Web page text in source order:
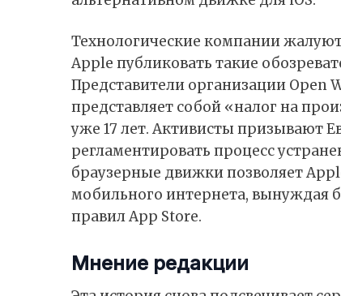
Технологические компании
Apple публиковать такие
Представители организации Open
представляет собой «налог на
уже 17 лет. Активисты призывают
регламентировать процесс
браузерные движки позволяет
мобильного интернета, вынуждая
правил App Store.
Мнение редакции